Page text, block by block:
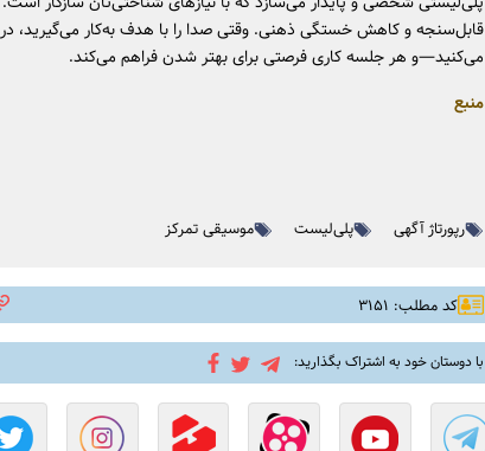
قابل‌سنجه و کاهش خستگی ذهنی. وقتی صدا را با هدف به‌کار می‌گیرید، در
می‌کنید—و هر جلسه کاری فرصتی برای بهتر شدن فراهم می‌کند.
منبع
رپورتاژ آگهی پلی‌لیست‌ موسیقی تمرکز
کد مطلب: ۳۱۵۱
با دوستان خود به اشتراک بگذارید: